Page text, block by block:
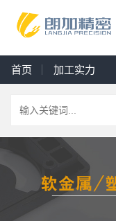
首页 加工实力